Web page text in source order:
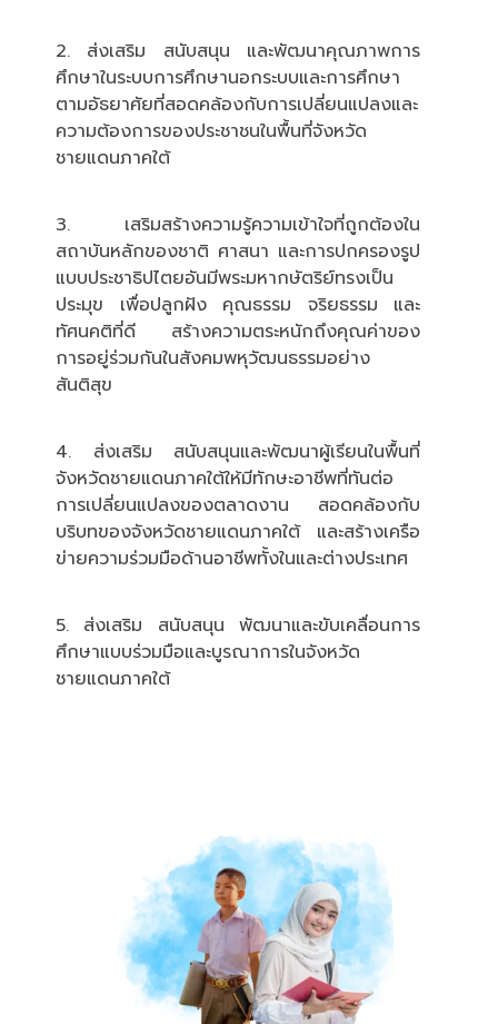
2. ส่งเสริม สนับสนุน และพัฒนาคุณภาพการ
ศึกษาในระบบการศึกษานอกระบบและการศึกษา
ตามอัธยาศัยที่สอดคล้องกับการเปลี่ยนแปลงและ
ความต้องการของประชาชนในพื้นที่จังหวัด
ชายแดนภาคใต้
3. เสริมสร้างความรู้ความเข้าใจที่ถูกต้องใน
สถาบันหลักของชาติ ศาสนา และการปกครองรูป
แบบประชาธิปไตยอันมีพระมหากษัตริย์ทรงเป็น
ประมุข เพื่อปลูกฝัง คุณธรรม จริยธรรม และ
ทัศนคติที่ดี สร้างความตระหนักถึงคุณค่าของ
การอยู่ร่วมกันในสังคมพหุวัฒนธรรมอย่าง
สันติสุข
4. ส่งเสริม สนับสนุนและพัฒนาผู้เรียนในพื้นที่
จังหวัดชายแดนภาคใต้ให้มีทักษะอาชีพที่ทันต่อ
การเปลี่ยนแปลงของตลาดงาน สอดคล้องกับ
บริบทของจังหวัดชายแดนภาคใต้ และสร้างเครือ
ข่ายความร่วมมือด้านอาชีพทั้งในและต่างประเทศ
5. ส่งเสริม สนับสนุน พัฒนาและขับเคลื่อนการ
ศึกษาแบบร่วมมือและบูรณาการในจังหวัด
ชายแดนภาคใต้